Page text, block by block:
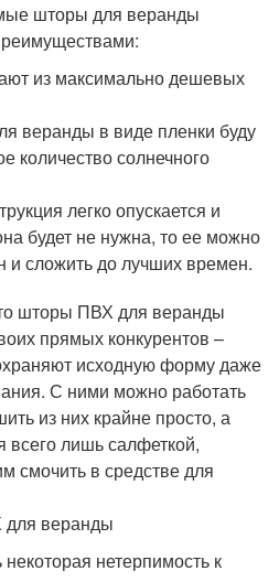
шторы для веранды
из максимально дешевых
веранды в виде пленки буду
количество солнечного
легко опускается и
будет не нужна, то ее можно
и сложить до лучших времен.
шторы ПВХ для веранды
прямых конкурентов –
исходную форму даже
С ними можно работать
из них крайне просто, а
всего лишь салфеткой,
смочить в средстве для
веранды
нетерпимость к